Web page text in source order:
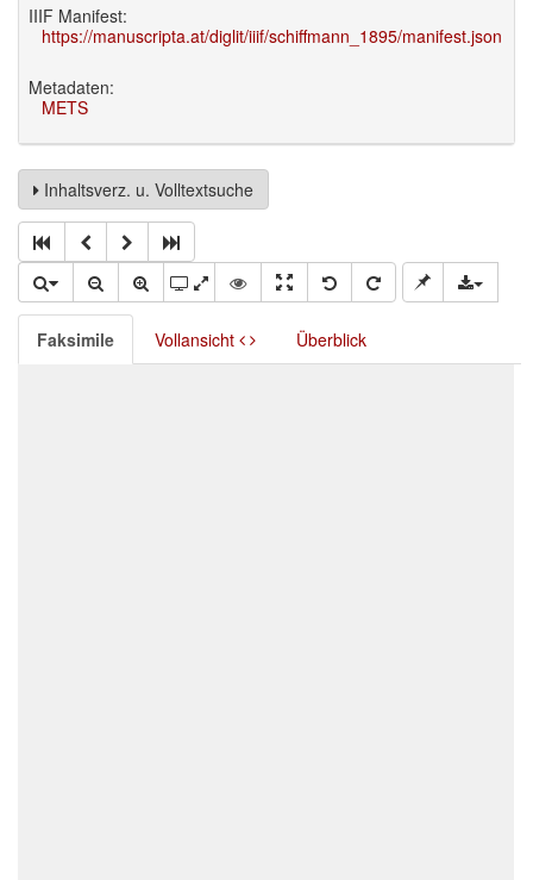
IIIF Manifest:
https://manuscripta.at/diglit/iiif/schiffmann_1895/manifest.json
Metadaten:
METS
Inhaltsverz. u. Volltextsuche
Faksimile Vollansicht Überblick